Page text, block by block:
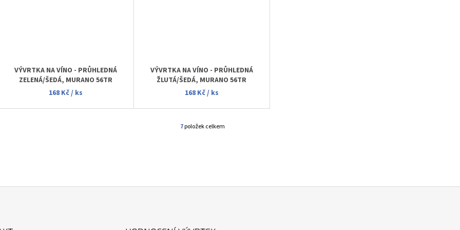
VÝVRTKA NA VÍNO - PRŮHLEDNÁ
ZELENÁ/ŠEDÁ, MURANO 56TR
168 Kč/ ks
VÝVRTKA NA VÍNO - PRŮHLEDNÁ
ŽLUTÁ/ŠEDÁ, MURANO 56TR
168 Kč/ ks
O
C
7položek celkem